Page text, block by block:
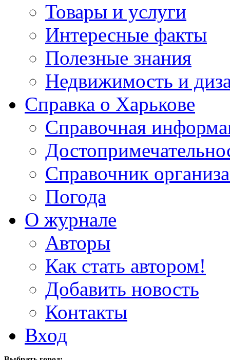
Товары и услуги
Интересные факты
Полезные знания
Недвижимость и
Справка о Харькове
Справочная
Справочник
Погода
О журнале
Авторы
Как стать автором!
Добавить новость
Контакты
Вход